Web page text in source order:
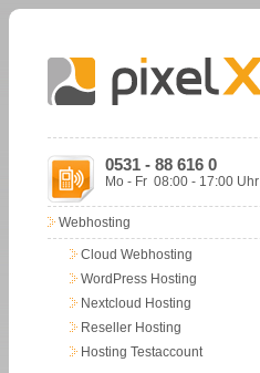
0531 - 88 616 0
Mo - Fr 08:00 - 17:00 Uhr
Webhosting
Cloud Webhosting
WordPress Hosting
Nextcloud Hosting
Reseller Hosting
Hosting Testaccount